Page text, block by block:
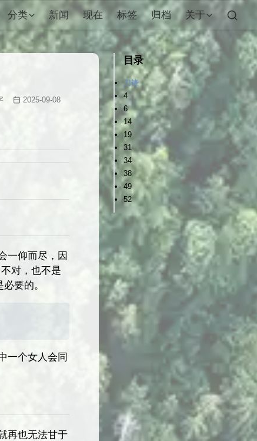
分类 新闻 现在 标签 归档 关于
2025-09-08
一仰而尽，因
对，也不是
要的。
一个女人会同
再也无法甘于
目录
刀锋
4
6
14
19
31
34
38
49
52